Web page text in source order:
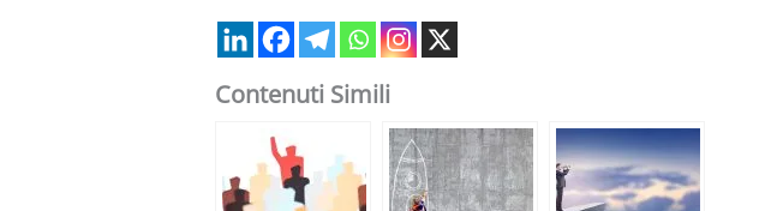
Contenuti Simili